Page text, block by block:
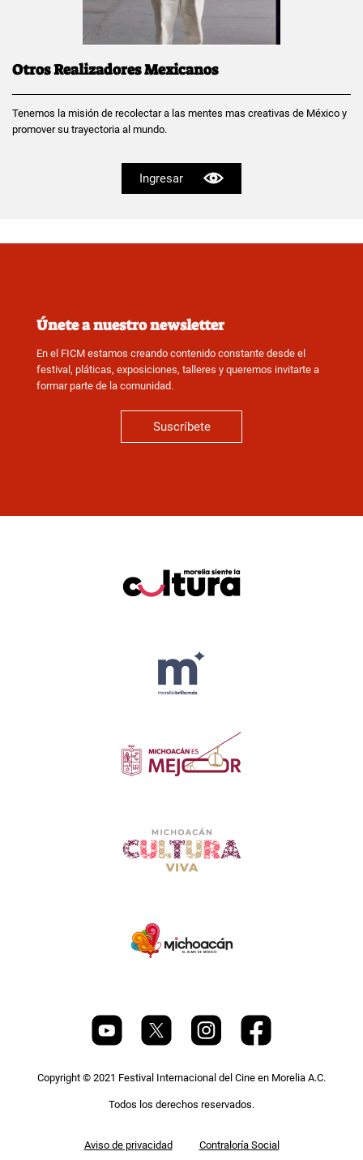
Otros Realizadores Mexicanos
Tenemos la misión de recolectar a las mentes mas creativas de México y
promover su trayectoria al mundo.
Ingresar
Únete a nuestro newsletter
En el FICM estamos creando contenido constante desde el
festival, pláticas, exposiciones, talleres y queremos invitarte a
formar parte de la comunidad.
Suscríbete
Copyright © 2021 Festival Internacional del Cine en Morelia A.C.
Todos los derechos reservados.
Aviso de privacidad Contraloría Social